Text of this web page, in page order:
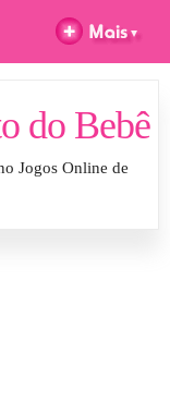
do Bebê
Jogos Online de